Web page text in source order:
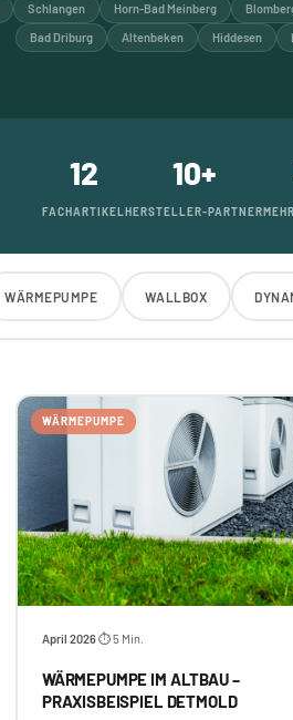
Schlangen Horn-Bad Meinberg
Bad Driburg
Altenbeken Hiddesen
12
FACHARTIKEL
10+
HERSTELLER-PARTNER
WÄRMEPUMPE WALLBOX
WÄRMEPUMPE
April 2026·⏱ 5 Min.
WÄRMEPUMPE IM ALTBAU –
PRAXISBEISPIEL DETMOLD